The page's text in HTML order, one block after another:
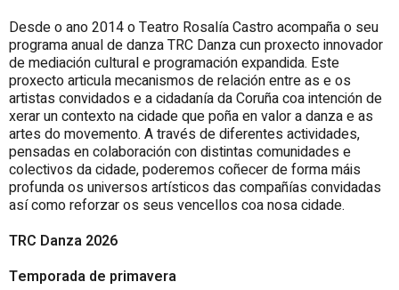
Desde o ano 2014 o Teatro Rosalía Castro acompaña o seu
programa anual de danza TRC Danza cun proxecto innovador
de mediación cultural e programación expandida. Este
proxecto articula mecanismos de relación entre as e os
artistas convidados e a cidadanía da Coruña coa intención de
xerar un contexto na cidade que poña en valor a danza e as
artes do movemento. A través de diferentes actividades,
pensadas en colaboración con distintas comunidades e
colectivos da cidade, poderemos coñecer de forma máis
profunda os universos artísticos das compañías convidadas
así como reforzar os seus vencellos coa nosa cidade.
TRC Danza 2026
Temporada de primavera